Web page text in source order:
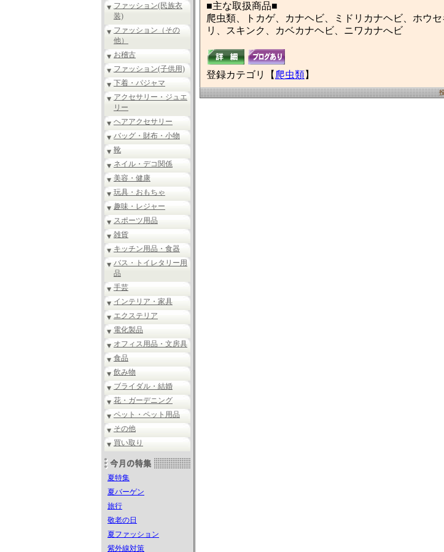
ファッション(民族衣
装)
ファッション（その
他）
お稽古
ファッション(子供用)
下着・パジャマ
アクセサリー・ジュエ
リー
ヘアアクセサリー
バッグ・財布・小物
靴
ネイル・デコ関係
美容・健康
玩具・おもちゃ
趣味・レジャー
スポーツ用品
雑貨
キッチン用品・食器
バス・トイレタリー用
品
手芸
インテリア・家具
エクステリア
電化製品
オフィス用品・文房具
食品
飲み物
ブライダル・結婚
花・ガーデニング
ペット・ペット用品
その他
買い取り
夏特集
夏バーゲン
旅行
敬老の日
夏ファッション
紫外線対策
■主な取扱商品■
爬虫類、トカゲ、カナヘビ、ミドリカナヘビ、ホウ
リ、スキンク、カベカナヘビ、ニワカナへビ
登録カテゴリ【 爬虫類 】